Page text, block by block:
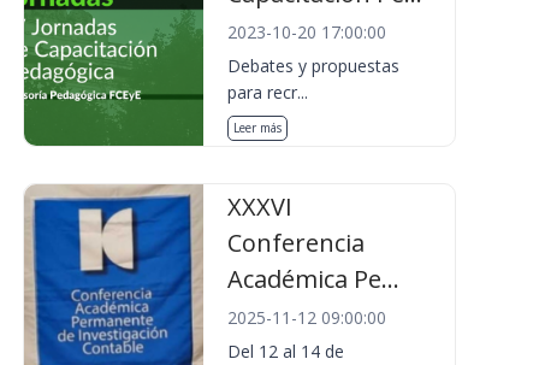
2023-10-20 17:00:00
Debates y propuestas
para recr...
Leer más
XXXVI
Conferencia
Académica Pe...
2025-11-12 09:00:00
Del 12 al 14 de